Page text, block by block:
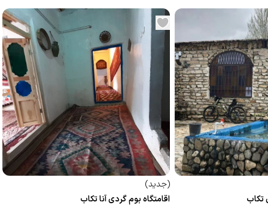
تکاب
(جدید)
اقامتگاه بوم گردی آنا تکاب